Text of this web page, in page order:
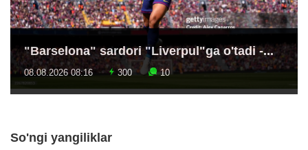
"Barselona" sardori "Liverpul"ga o'tadi -...
08.08.2026 08:16 300 10
So'ngi yangiliklar